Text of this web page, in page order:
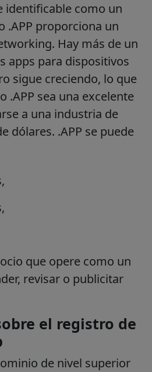
identificable como un
.APP proporciona un
Hay más de un
apps para dispositivos
sigue creciendo, lo que
.APP sea una excelente
a una industria de
dólares. .APP se puede
que opere como un
revisar o publicitar
el registro de
de nivel superior